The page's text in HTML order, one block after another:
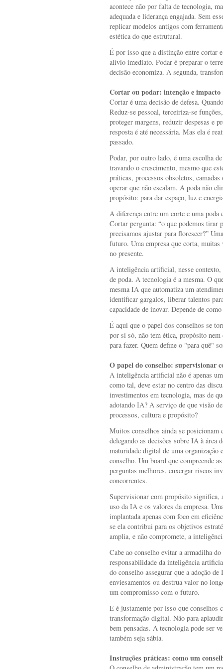
acontece não por falta de tecnologia,
adequada e liderança engajada. Sem
replicar modelos antigos com
estética do que estrutural.
É por isso que a distinção entre cortar
alívio imediato. Podar é preparar o
decisão economiza. A segunda,
Cortar ou podar: intenção e impacto
Cortar é uma decisão de defesa.
Reduz-se pessoal, terceiriza-se
proteger margens, reduzir despesas e
resposta é até necessária. Mas ela é
passado.
Podar, por outro lado, é uma escolha
travando o crescimento, mesmo que
práticas, processos obsoletos,
operar que não escalam. A poda não
propósito: para dar espaço, luz e
A diferença entre um corte e uma poda
Cortar pergunta: “o que podemos tirar
precisamos ajustar para florescer?”
futuro. Uma empresa que corta, muitas
no presente.
A inteligência artificial, nesse
de poda. A tecnologia é a mesma. O
mesma IA que automatiza um
identificar gargalos, liberar talentos
capacidade de inovar. Depende de
É aqui que o papel dos conselhos se
por si só, não tem ética, propósito
para fazer. Quem define o "para quê"
O papel do conselho: supervisionar
A inteligência artificial não é apenas
como tal, deve estar no centro das
investimentos em tecnologia, mas de
adotando IA? A serviço de que visão
processos, cultura e propósito?
Muitos conselhos ainda se posicionam
delegando as decisões sobre IA à área
maturidade digital de uma organização
conselho. Um board que compreende
perguntas melhores, enxergar riscos
concorrentes.
Supervisionar com propósito significa,
uso da IA e os valores da empresa.
implantada apenas com foco em
se ela contribui para os objetivos
amplia, e não compromete, a
Cabe ao conselho evitar a armadilha
responsabilidade da inteligência
do conselho assegurar que a adoção
enviesamentos ou destrua valor no
um compromisso com o futuro.
E é justamente por isso que conselhos
transformação digital. Não para
bem pensadas. A tecnologia pode ser
também seja sábia.
Instruções práticas: como um